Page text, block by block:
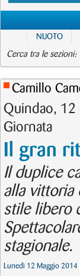
NUOTO
Cerca tra le sezioni:
Camillo
Quindao, 12
Giornata
Il gran
Il duplice
alla vittoria
stile libero
stagionale.
Lunedì 12 Maggio 2014